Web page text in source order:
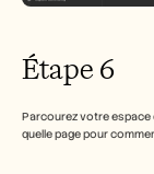
Étape 6
Parcourez votre espace
quelle page pour